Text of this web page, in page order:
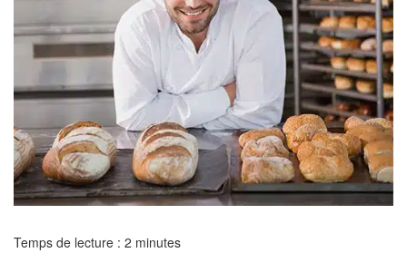
Temps de lecture : 2 minutes